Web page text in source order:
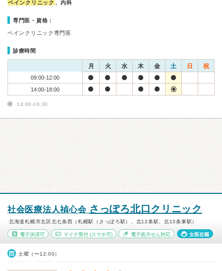
ペインクリニック 、内科
専門医・資格：
ペインクリニック専門医
診療時間
月 火 水 木 金 土 日 祝
09:00-12:00
14:00-18:00
14:00-16:30
社会医療法人禎心会 さっぽろ北口クリニック
北海道札幌市北区北七条西（札幌駅（さっぽろ駅）、北12条駅、北13条東駅）
電子決済可 マイナ受付(スマホ可) 電子処方せん対応 女医在籍
土曜（〜12:00）